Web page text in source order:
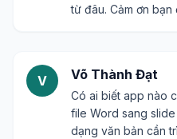
từ đâu. Cảm ơn bạn
V Võ Thành Đạt
Có ai biết app nào
file Word sang
dạng văn bản cần